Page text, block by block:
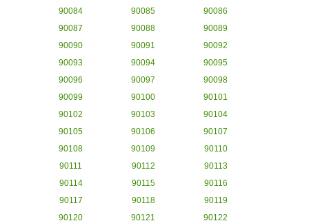
90084
90085
90086
90087
90088
90089
90090
90091
90092
90093
90094
90095
90096
90097
90098
90099
90100
90101
90102
90103
90104
90105
90106
90107
90108
90109
90110
90111
90112
90113
90114
90115
90116
90117
90118
90119
90120
90121 90122